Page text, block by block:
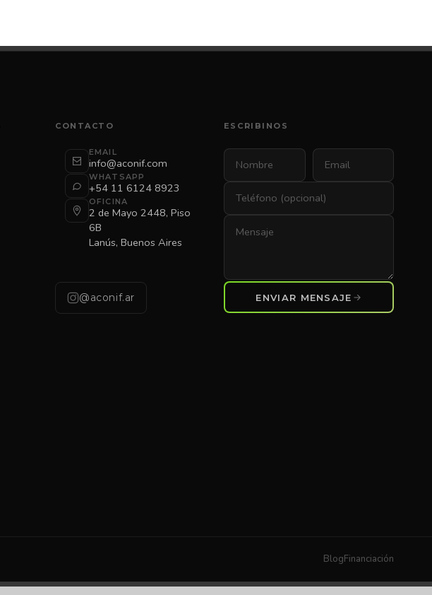
CONTACTO
EMAIL
info@aconif.com
WHATSAPP
+54 11 6124 8923
OFICINA
2 de Mayo 2448, Piso
6B
Lanús, Buenos Aires
@aconif.ar
ESCRIBINOS
ENVIAR MENSAJE
BlogFinanciación